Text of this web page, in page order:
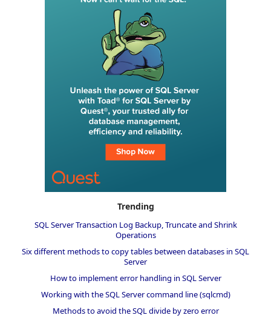
Trending
SQL Server Transaction Log Backup, Truncate and Shrink
Operations
Six different methods to copy tables between databases in SQL
Server
How to implement error handling in SQL Server
Working with the SQL Server command line (sqlcmd)
Methods to avoid the SQL divide by zero error